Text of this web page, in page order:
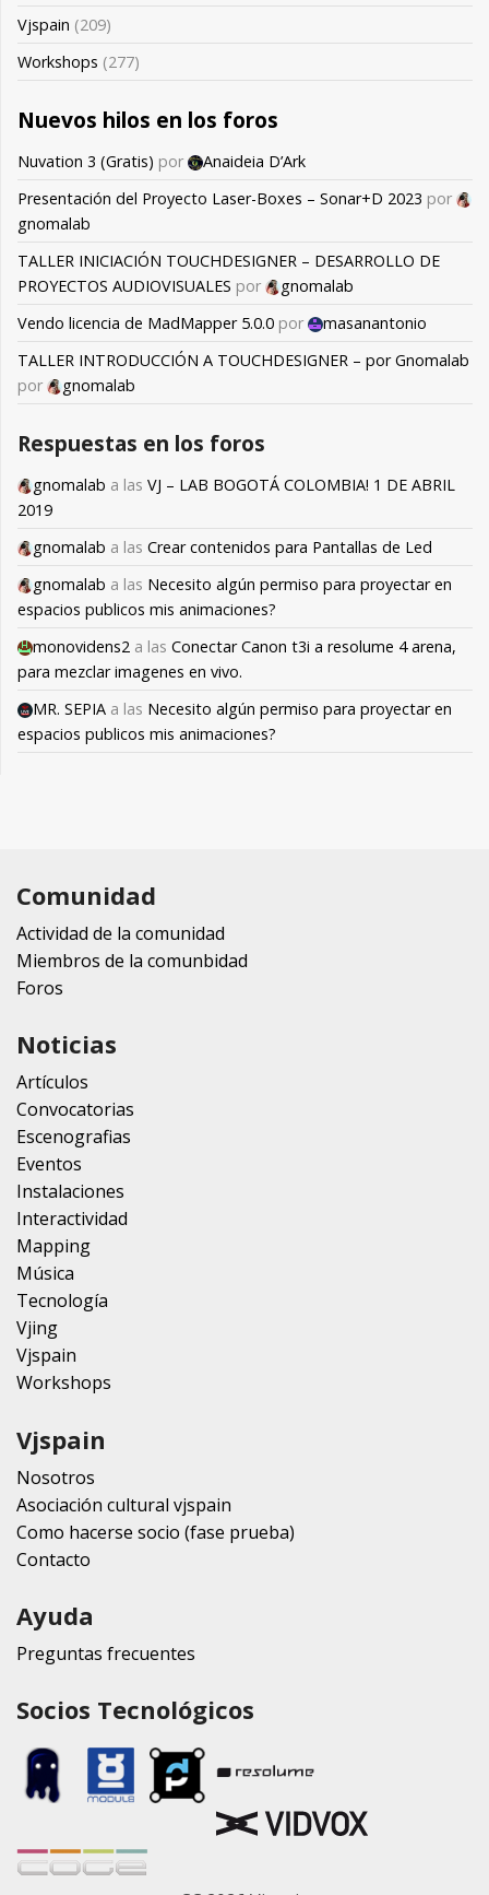
Vjspain (209)
Workshops (277)
Nuevos hilos en los foros
Nuvation 3 (Gratis) por
Anaideia D’Ark
Presentación del Proyecto Laser-Boxes – Sonar+D 2023 por
gnomalab
TALLER INICIACIÓN TOUCHDESIGNER – DESARROLLO DE
PROYECTOS AUDIOVISUALES por
gnomalab
Vendo licencia de MadMapper 5.0.0 por
masanantonio
TALLER INTRODUCCIÓN A TOUCHDESIGNER – por Gnomalab
por
gnomalab
Respuestas en los foros
gnomalab a las VJ – LAB BOGOTÁ COLOMBIA! 1 DE ABRIL
2019
gnomalab a las Crear contenidos para Pantallas de Led
gnomalab a las Necesito algún permiso para proyectar en
espacios publicos mis animaciones?
monovidens2 a las Conectar Canon t3i a resolume 4 arena,
para mezclar imagenes en vivo.
MR. SEPIA a las Necesito algún permiso para proyectar en
espacios publicos mis animaciones?
Comunidad
Actividad de la comunidad
Miembros de la comunbidad
Foros
Noticias
Artículos
Convocatorias
Escenografias
Eventos
Instalaciones
Interactividad
Mapping
Música
Tecnología
Vjing
Vjspain
Workshops
Vjspain
Nosotros
Asociación cultural vjspain
Como hacerse socio (fase prueba)
Contacto
Ayuda
Preguntas frecuentes
Socios Tecnológicos